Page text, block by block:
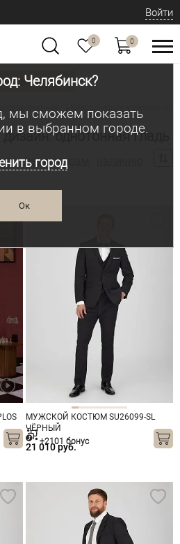
Челябинск?
мы сможем показать
в выбранном городе.
город
Ок
Войти
0 0
одежды
современная
однотонная гладь
по: параметрам
МУЖСКОЙ КОСТЮМ SU26099-SL
ЧЁРНЫЙ
21 010 руб.
+2101 бонус